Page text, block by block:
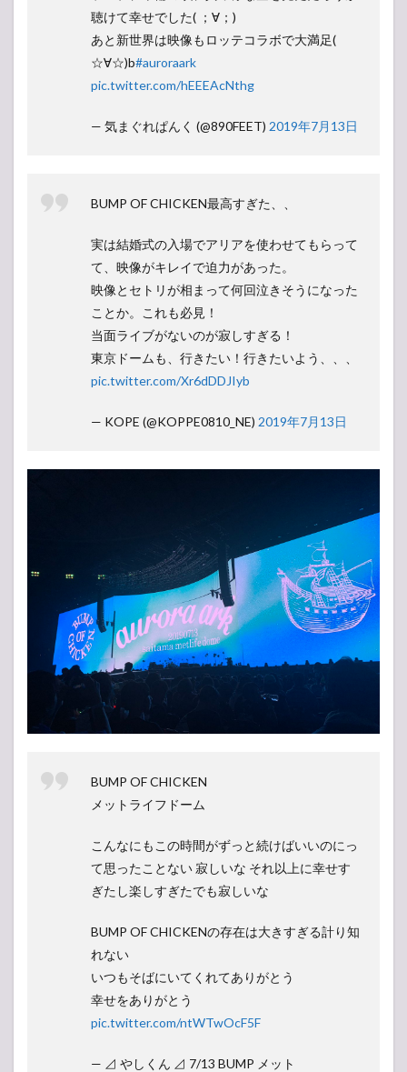
聴けて幸せでした( ；∀；)
あと新世界は映像もロッテコラボで大満足(
☆∀☆)b#auroraark
pic.twitter.com/hEEEAcNthg
— 気まぐれぱんく (@890FEET) 2019年7月13日
BUMP OF CHICKEN最高すぎた、、
実は結婚式の入場でアリアを使わせてもらって
て、映像がキレイで迫力があった。
映像とセトリが相まって何回泣きそうになった
ことか。これも必見！
当面ライブがないのが寂しすぎる！
東京ドームも、行きたい！行きたいよう、、、
pic.twitter.com/Xr6dDDJIyb
— KOPE (@KOPPE0810_NE) 2019年7月13日
BUMP OF CHICKEN
メットライフドーム
こんなにもこの時間がずっと続けばいいのにっ
て思ったことない 寂しいな それ以上に幸せす
ぎたし楽しすぎたでも寂しいな
BUMP OF CHICKENの存在は大きすぎる計り知
れない
いつもそばにいてくれてありがとう
幸せをありがとう
pic.twitter.com/ntWTwOcF5F
— ⊿ やしくん ⊿ 7/13 BUMP メット